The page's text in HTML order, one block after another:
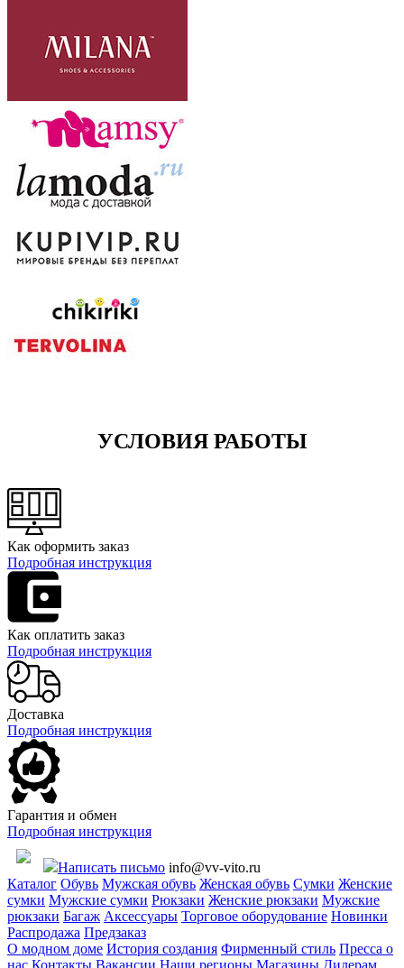
УСЛОВИЯ РАБОТЫ
Как оформить заказ
Подробная инструкция
Как оплатить заказ
Подробная инструкция
Доставка
Подробная инструкция
Гарантия и обмен
Подробная инструкция
Написать письмо info@vv-vito.ru
Каталог Обувь Мужская обувь Женская обувь Сумки Женские
сумки Мужские сумки Рюкзаки Женские рюкзаки Мужские
рюкзаки Багаж Аксессуары Торговое оборудование Новинки
Распродажа Предзаказ
О модном доме История создания Фирменный стиль Пресса о
нас Контакты Вакансии Наши регионы Магазины Дилерам